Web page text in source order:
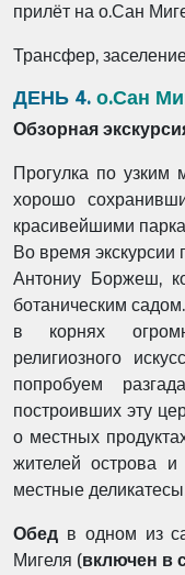
прилёт на о.Сан
Трансфер,
ДЕНЬ 4. о.Сан
Обзорная
Прогулка по
хорошо
красивейшими
Во время экскурсии
Антониу Боржеш,
ботаническим
в корнях
религиозного
попробуем
построивших эту
о местных
жителей острова и
местные
Обед в одном из
Мигеля (включен в